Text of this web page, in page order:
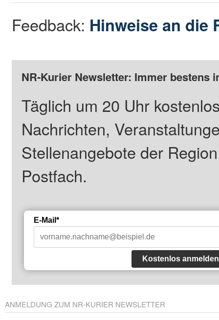
Feedback: Hinweise an die
NR-Kurier Newsletter: Immer bestens
Täglich um 20 Uhr
Nachrichten,
Stellenangebote der
Postfach.
E-Mail*
Kostenlos anmelden
ANMELDUNG ZUM NR-KURIER NEWSLETTER